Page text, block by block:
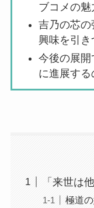
ブコメの魅
吉乃の芯
興味を引き
今後の展開
に進展する
「来世は
極道